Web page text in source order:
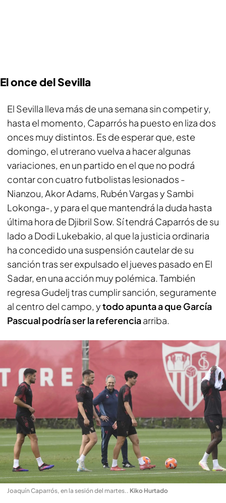
El once del Sevilla
El Sevilla lleva más de una semana sin competir y,
hasta el momento, Caparrós ha puesto en liza dos
onces muy distintos. Es de esperar que, este
domingo, el utrerano vuelva a hacer algunas
variaciones, en un partido en el que no podrá
contar con cuatro futbolistas lesionados -
Nianzou, Akor Adams, Rubén Vargas y Sambi
Lokonga-, y para el que mantendrá la duda hasta
última hora de Djibril Sow. Sí tendrá Caparrós de su
lado a Dodi Lukebakio, al que la justicia ordinaria
ha concedido una suspensión cautelar de su
sanción tras ser expulsado el jueves pasado en El
Sadar, en una acción muy polémica. También
regresa Gudelj tras cumplir sanción, seguramente
al centro del campo, ytodo apunta a que García
Pascual podría ser la referenciaarriba.
Joaquín Caparrós, en la sesión del martes.. Kiko Hurtado